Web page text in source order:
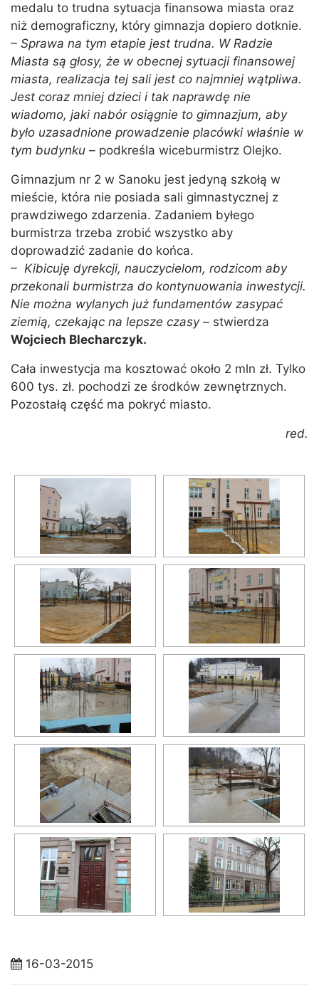
medalu to trudna sytuacja finansowa miasta oraz
niż demograficzny, który gimnazja dopiero dotknie.
– Sprawa na tym etapie jest trudna. W Radzie
Miasta są głosy, że w obecnej sytuacji finansowej
miasta, realizacja tej sali jest co najmniej wątpliwa.
Jest coraz mniej dzieci i tak naprawdę nie
wiadomo, jaki nabór osiągnie to gimnazjum, aby
było uzasadnione prowadzenie placówki właśnie w
tym budynku – podkreśla wiceburmistrz Olejko.
Gimnazjum nr 2 w Sanoku jest jedyną szkołą w
mieście, która nie posiada sali gimnastycznej z
prawdziwego zdarzenia. Zadaniem byłego
burmistrza trzeba zrobić wszystko aby
doprowadzić zadanie do końca.
– Kibicuję dyrekcji, nauczycielom, rodzicom aby
przekonali burmistrza do kontynuowania inwestycji.
Nie można wylanych już fundamentów zasypać
ziemią, czekając na lepsze czasy – stwierdza
Wojciech Blecharczyk.
Cała inwestycja ma kosztować około 2 mln zł. Tylko
600 tys. zł. pochodzi ze środków zewnętrznych.
Pozostałą część ma pokryć miasto.
red.
16-03-2015